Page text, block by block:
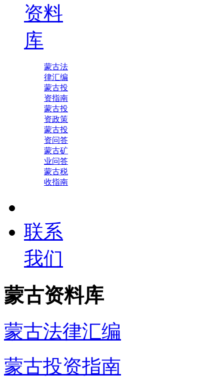
资料
库
蒙古法
律汇编
蒙古投
资指南
蒙古投
资政策
蒙古投
资问答
蒙古矿
业问答
蒙古税
收指南
联系
我们
蒙古资料库
蒙古法律汇编
蒙古投资指南